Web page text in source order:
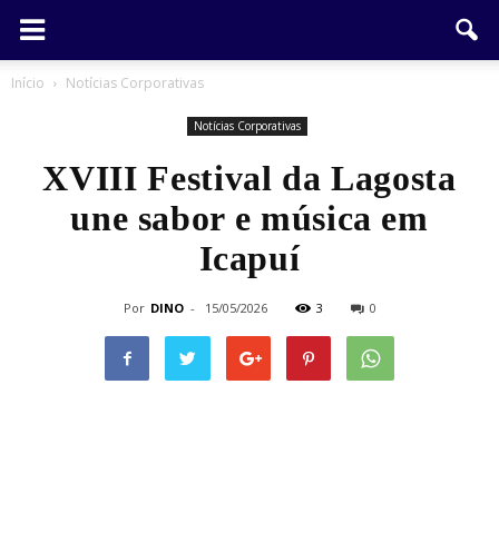
Início Notícias Corporativas
Notícias Corporativas
XVIII Festival da Lagosta
une sabor e música em
Icapuí
Por DINO - 15/05/2026 3 0